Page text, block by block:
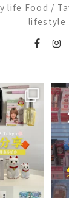
life Food /
lifestyle
妝店/百
給你...
52